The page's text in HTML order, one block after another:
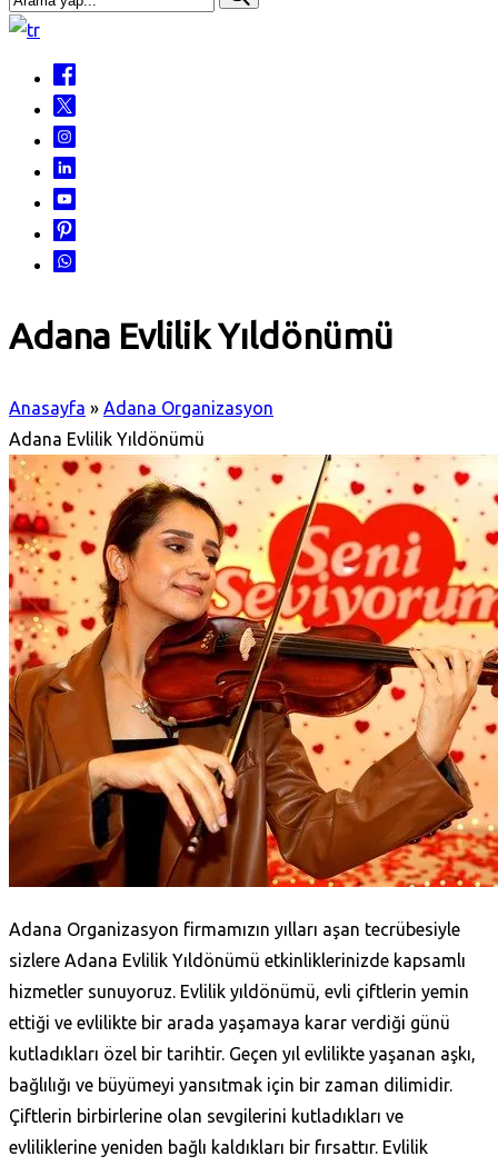
Adana Evlilik Yıldönümü
Anasayfa » Adana Organizasyon
Adana Evlilik Yıldönümü
Adana Organizasyon firmamızın yılları aşan tecrübesiyle
sizlere Adana Evlilik Yıldönümü etkinliklerinizde kapsamlı
hizmetler sunuyoruz. Evlilik yıldönümü, evli çiftlerin yemin
ettiği ve evlilikte bir arada yaşamaya karar verdiği günü
kutladıkları özel bir tarihtir. Geçen yıl evlilikte yaşanan aşkı,
bağlılığı ve büyümeyi yansıtmak için bir zaman dilimidir.
Çiftlerin birbirlerine olan sevgilerini kutladıkları ve
evliliklerine yeniden bağlı kaldıkları bir fırsattır. Evlilik